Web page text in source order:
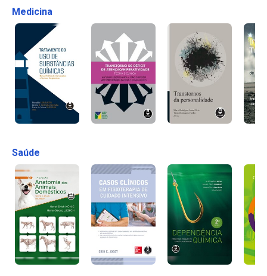
Medicina
Saúde